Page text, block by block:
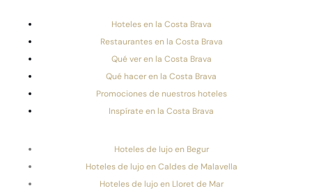
Hoteles en la Costa Brava
Restaurantes en la Costa Brava
Qué ver en la Costa Brava
Qué hacer en la Costa Brava
Promociones de nuestros hoteles
Inspírate en la Costa Brava
Hoteles de lujo en Begur
Hoteles de lujo en Caldes de Malavella
Hoteles de lujo en Lloret de Mar